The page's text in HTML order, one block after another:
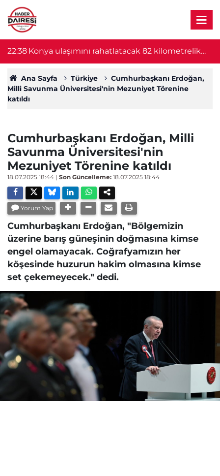
22:38 Konya ulaşımını rahatlatacak 82 kilometrelik
proje başlıyor! Bakan Uraloğlu duyurdu
Ana Sayfa Türkiye
Cumhurbaşkanı Erdoğan,
Milli Savunma Üniversitesi'nin Mezuniyet Törenine
katıldı
Cumhurbaşkanı Erdoğan, Milli
Savunma Üniversitesi'nin
Mezuniyet Törenine katıldı
18.07.2025 18:44 | Son Güncelleme: 18.07.2025 18:44
Yorum Yap
Cumhurbaşkanı Erdoğan, "Bölgemizin
üzerine barış güneşinin doğmasına kimse
engel olamayacak. Coğrafyamızın her
köşesinde huzurun hakim olmasına kimse
set çekemeyecek." dedi.